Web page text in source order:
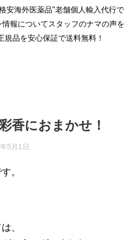
安海外医薬品"老舗個人輸入代行で
報についてスタッフのナマの声を
規品を安心保証で送料無料！
香におまかせ！
5月1日
。
、